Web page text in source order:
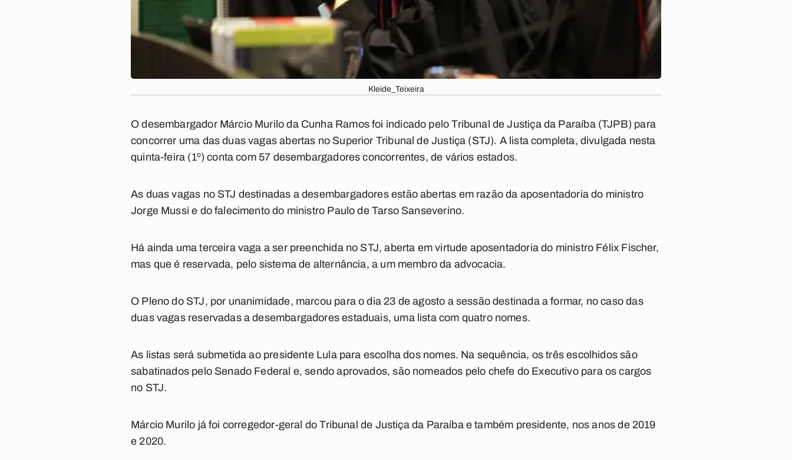
Kleide_Teixeira
O desembargador Márcio Murilo da Cunha Ramos foi indicado pelo Tribunal de Justiça da Paraíba (TJPB) para
concorrer uma das duas vagas abertas no Superior Tribunal de Justiça (STJ). A lista completa, divulgada nesta
quinta-feira (1º) conta com 57 desembargadores concorrentes, de vários estados.
As duas vagas no STJ destinadas a desembargadores estão abertas em razão da aposentadoria do ministro
Jorge Mussi e do falecimento do ministro Paulo de Tarso Sanseverino.
Há ainda uma terceira vaga a ser preenchida no STJ, aberta em virtude aposentadoria do ministro Félix Fischer,
mas que é reservada, pelo sistema de alternância, a um membro da advocacia.
O Pleno do STJ, por unanimidade, marcou para o dia 23 de agosto a sessão destinada a formar, no caso das
duas vagas reservadas a desembargadores estaduais, uma lista com quatro nomes.
As listas será submetida ao presidente Lula para escolha dos nomes. Na sequência, os três escolhidos são
sabatinados pelo Senado Federal e, sendo aprovados, são nomeados pelo chefe do Executivo para os cargos
no STJ.
Márcio Murilo já foi corregedor-geral do Tribunal de Justiça da Paraíba e também presidente, nos anos de 2019
e 2020.